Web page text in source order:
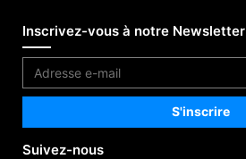
Inscrivez-vous à notre Newsletter
Suivez-nous